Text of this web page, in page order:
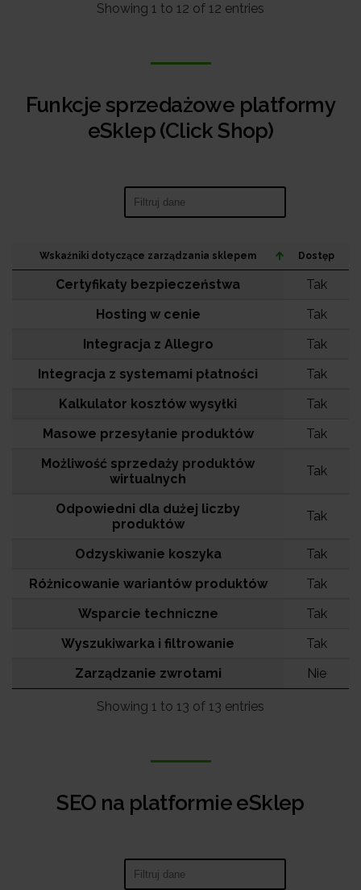
Showing 1 to 12 of 12 entries
Funkcje sprzedażowe platformy
eSklep (Click Shop)
Wskaźniki dotyczące zarządzania sklepem Dostęp
Certyfikaty bezpieczeństwa
Tak
Hosting w cenie
Tak
Integracja z Allegro
Tak
Integracja z systemami płatności
Tak
Kalkulator kosztów wysyłki
Tak
Masowe przesyłanie produktów
Tak
Możliwość sprzedaży produktów
wirtualnych
Tak
Odpowiedni dla dużej liczby
produktów
Tak
Odzyskiwanie koszyka
Tak
Różnicowanie wariantów produktów
Tak
Wsparcie techniczne
Tak
Wyszukiwarka i filtrowanie
Tak
Zarządzanie zwrotami
Nie
Showing 1 to 13 of 13 entries
SEO na platformie eSklep